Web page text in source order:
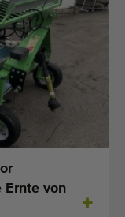
Ernte von